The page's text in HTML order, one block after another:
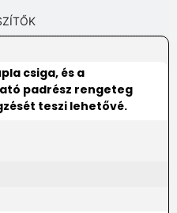
csiga, és a
padrész rengeteg
teszi lehetővé.